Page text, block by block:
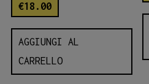
€18.00
AGGIUNGI AL
CARRELLO